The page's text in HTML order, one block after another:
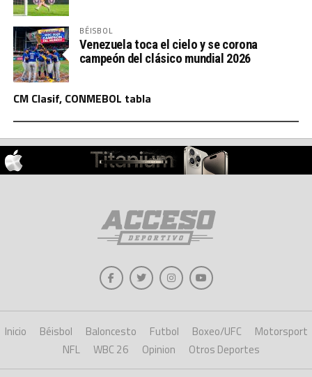
BÉISBOL
Venezuela toca el cielo y se corona
campeón del clásico mundial 2026
CM Clasif, CONMEBOL tabla
Inicio Béisbol Baloncesto Futbol Boxeo/UFC
Motorsport
NFL
WBC 26 Opinion Otros Deportes